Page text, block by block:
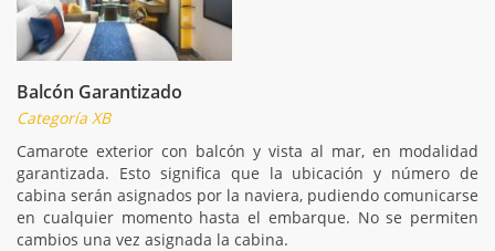
Balcón Garantizado
Categoría XB
Camarote exterior con balcón y vista al mar, en modalidad
garantizada. Esto significa que la ubicación y número de
cabina serán asignados por la naviera, pudiendo comunicarse
en cualquier momento hasta el embarque. No se permiten
cambios una vez asignada la cabina.